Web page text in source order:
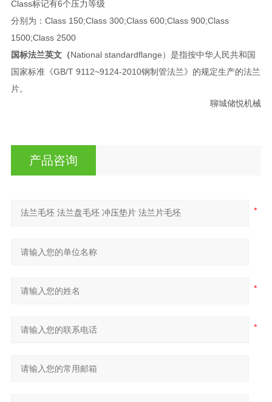
Class标记有6个压力等级
分别为：Class 150;Class 300;Class 600;Class 900;Class
1500;Class 2500
国标法兰英文（National standardflange）是指按中华人民共和国
国家标准《GB/T 9112~9124-2010钢制管法兰》的规定生产的法兰
片。
产品咨询